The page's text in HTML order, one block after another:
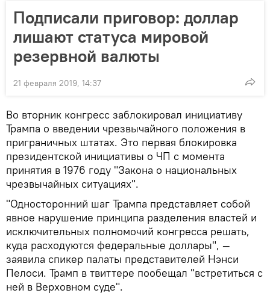
Подписали приговор: доллар
лишают статуса мировой
резервной валюты
21 февраля 2019, 14:37
Во вторник конгресс заблокировал инициативу
Трампа о введении чрезвычайного положения в
приграничных штатах. Это первая блокировка
президентской инициативы о ЧП с момента
принятия в 1976 году "Закона о национальных
чрезвычайных ситуациях".
"Односторонний шаг Трампа представляет собой
явное нарушение принципа разделения властей и
исключительных полномочий конгресса решать,
куда расходуются федеральные доллары", —
заявила спикер палаты представителей Нэнси
Пелоси. Трамп в твиттере пообещал "встретиться с
ней в Верховном суде".